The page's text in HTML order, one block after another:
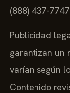
(888) 437-
Publicidad
garantizan un
varían según
Contenido